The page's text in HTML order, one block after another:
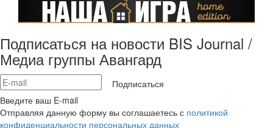
Подписаться на новости BIS Journal /
Медиа группы Авангард
Подписаться
Введите ваш E-mail
Отправляя данную форму вы соглашаетесь с политикой
конфиденциальности персональных данных